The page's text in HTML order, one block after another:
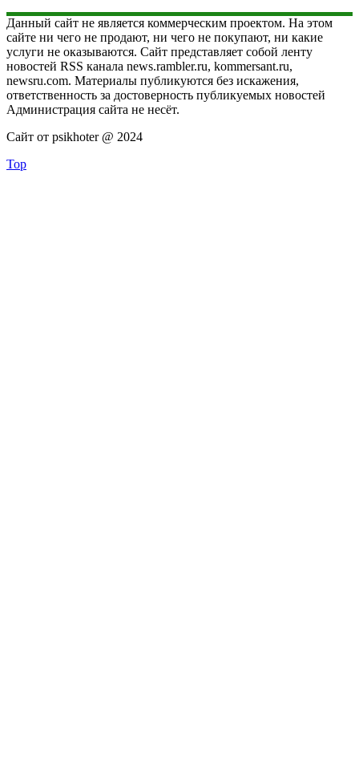
Данный сайт не является коммерческим проектом. На этом
сайте ни чего не продают, ни чего не покупают, ни какие
услуги не оказываются. Сайт представляет собой ленту
новостей RSS канала news.rambler.ru, kommersant.ru,
newsru.com. Материалы публикуются без искажения,
ответственность за достоверность публикуемых новостей
Администрация сайта не несёт.
Сайт от psikhoter @ 2024
Top